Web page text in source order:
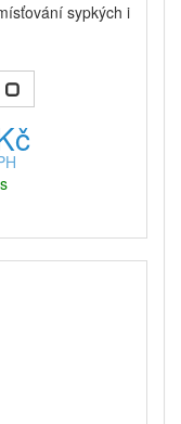
sypkých i